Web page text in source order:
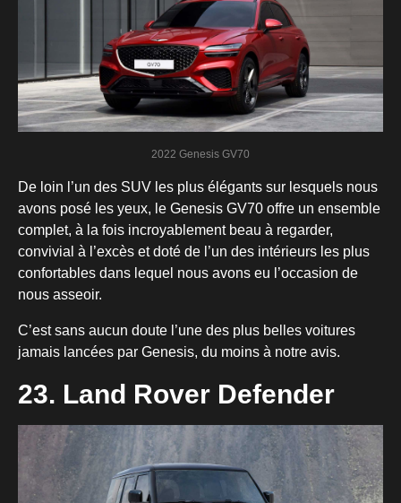
2022 Genesis GV70
De loin l’un des SUV les plus élégants sur lesquels nous
avons posé les yeux, le Genesis GV70 offre un ensemble
complet, à la fois incroyablement beau à regarder,
convivial à l’excès et doté de l’un des intérieurs les plus
confortables dans lequel nous avons eu l’occasion de
nous asseoir.
C’est sans aucun doute l’une des plus belles voitures
jamais lancées par Genesis, du moins à notre avis.
23. Land Rover Defender